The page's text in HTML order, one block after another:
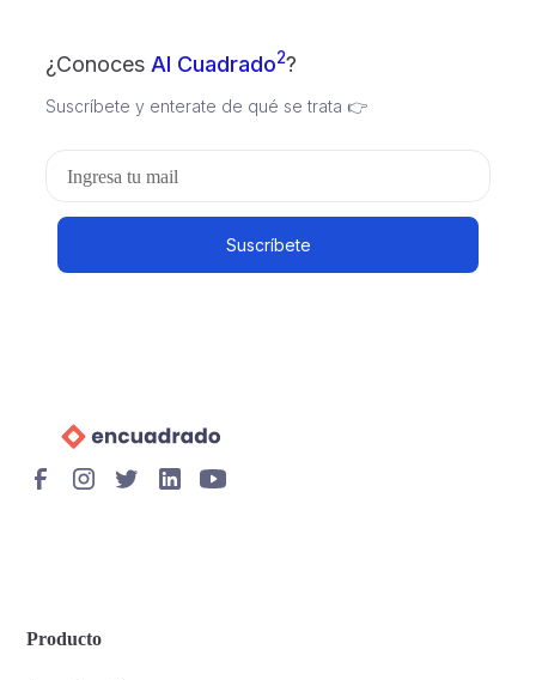
¿Conoces Al Cuadrado2?
Suscríbete y enterate de qué se trata 👉
Producto